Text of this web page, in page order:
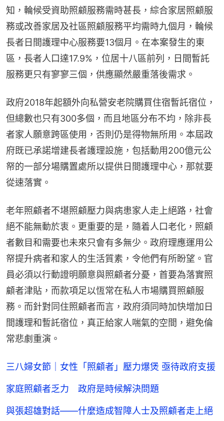
知，輪候受資助照顧服務需時甚長，綜合家居照顧服
務或改善家居及社區照顧服務平均需時九個月，輪候
長者日間護理中心服務要13個月。在本案發生的東
區，長者人口達17.9%，位居十八區前列，日間暫託
服務更只有寥寥三個，供應顯然嚴重落後需求。
政府2018年起額外向私營安老院購買住宿暫託宿位，
但總數也只有300多個，而且地區分布不均，除非長
者家人願意跨區使用，否則仍是得物無所用。本屆政
府既已承諾增建長者護理設施，包括動用200億元公
帑的一部分場購置處所以提供日間護理中心，那就要
從速落實。
老年照顧者不堪照顧壓力與病患家人走上絕路，社會
絕不能無動於衷。更重要的是，隨着人口老化，照顧
者數目和需要也未來只會有多無少。政府理應運用公
帑提升病者和家人的生活質素，令他們有所盼望。官
員必須以行動證明願意與照顧者分憂，首要為落實照
顧者津貼，而款項足以恆常在私人市場購買照顧服
務。而針對同住照顧者而言，政府須同時加快增加日
間護理和暫託宿位，真正給家人喘氣的空間，避免倫
常悲劇重演。
三八婦女節｜女性「照顧者」壓力爆煲 亟待政府支援
家庭照顧者乏力 政府是時候解決問題
與張超雄對話——什麼造成智障人士及照顧者走上絕